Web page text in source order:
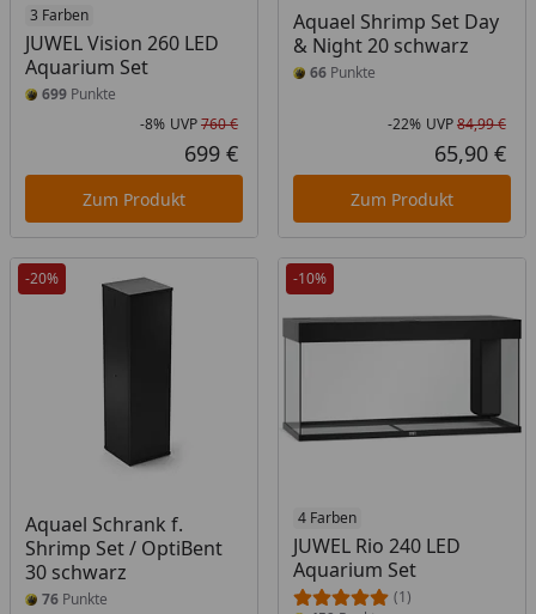
3 Farben
JUWEL Vision 260 LED
Aquarium Set
699 Punkte
Rabatt in Prozent
-8%
Ursprünglicher Preis
UVP760 €
Aktueller Preis
699 €
Zum Produkt
Aquael Shrimp Set Day
& Night 20 schwarz
66Punkte
-22% UVP84,99 €
65,90 €
Zum Produkt
-20%
Aquael Schrank f.
Shrimp Set / OptiBent
30 schwarz
76 Punkte
-10%
4 Farben
JUWEL Rio 240 LED
Aquarium Set
(1)